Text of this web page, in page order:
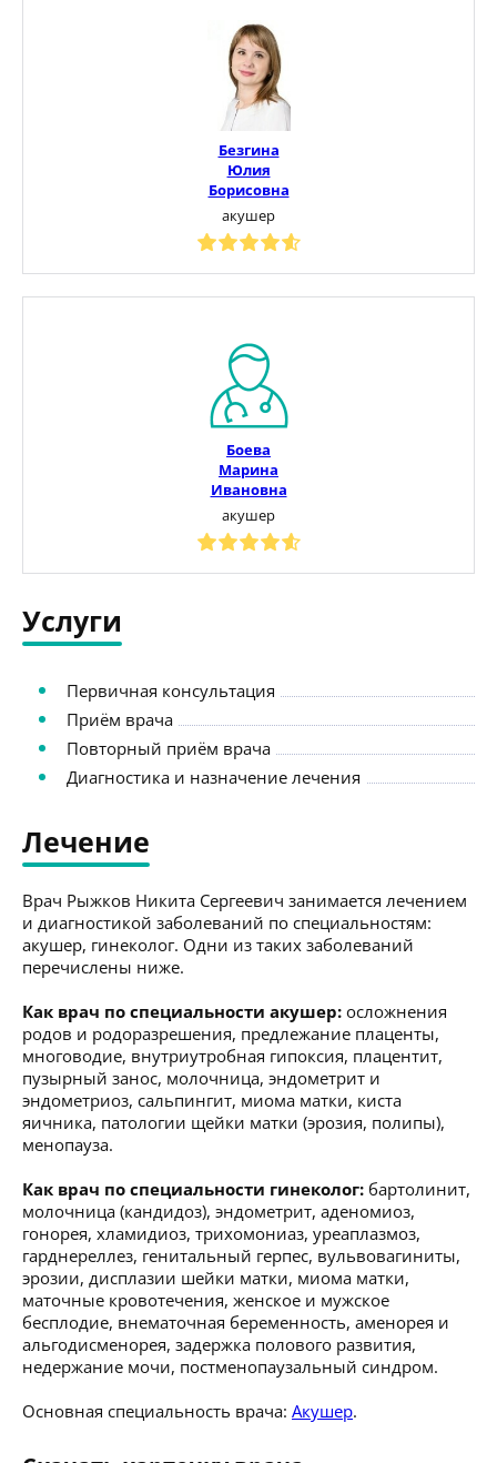
Безгина
Юлия
Борисовна
акушер
Боева
Марина
Ивановна
акушер
Услуги
Первичная консультация
Приём врача
Повторный приём врача
Диагностика и назначение лечения
Лечение
Врач Рыжков Никита Сергеевич занимается лечением
и диагностикой заболеваний по специальностям:
акушер, гинеколог. Одни из таких заболеваний
перечислены ниже.
Как врач по специальности акушер: осложнения
родов и родоразрешения, предлежание плаценты,
многоводие, внутриутробная гипоксия, плацентит,
пузырный занос, молочница, эндометрит и
эндометриоз, сальпингит, миома матки, киста
яичника, патологии щейки матки (эрозия, полипы),
менопауза.
Как врач по специальности гинеколог: бартолинит,
молочница (кандидоз), эндометрит, аденомиоз,
гонорея, хламидиоз, трихомониаз, уреаплазмоз,
гарднереллез, генитальный герпес, вульвовагиниты,
эрозии, дисплазии шейки матки, миома матки,
маточные кровотечения, женское и мужское
бесплодие, внематочная беременность, аменорея и
альгодисменорея, задержка полового развития,
недержание мочи, постменопаузальный синдром.
Основная специальность врача: Акушер.